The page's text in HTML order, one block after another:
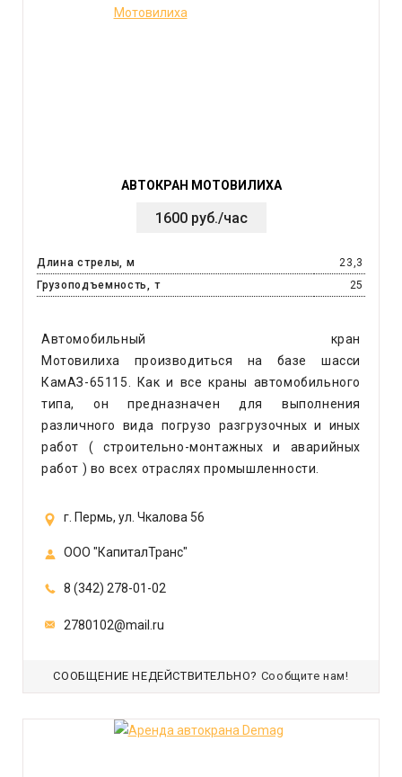
АВТОКРАН МОТОВИЛИХА
1600 руб./час
Длина стрелы, м
23,3
Грузоподъемность, т
25
Автомобильный кран
Мотовилиха производиться на базе шасси
КамАЗ-65115. Как и все краны автомобильного
типа, он предназначен для выполнения
различного вида погрузо разгрузочных и иных
работ ( строительно-монтажных и аварийных
работ ) во всех отраслях промышленности.
г. Пермь, ул. Чкалова 56
ООО "КапиталТранс"
8 (342) 278-01-02
2780102@mail.ru
СООБЩЕНИЕ НЕДЕЙСТВИТЕЛЬНО? Сообщите нам!